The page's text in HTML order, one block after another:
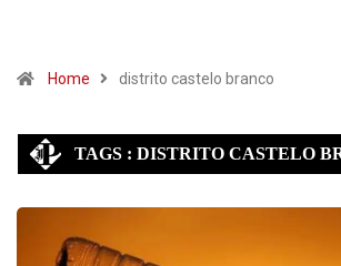
Home distrito castelo branco
TAGS : DISTRITO CASTELO